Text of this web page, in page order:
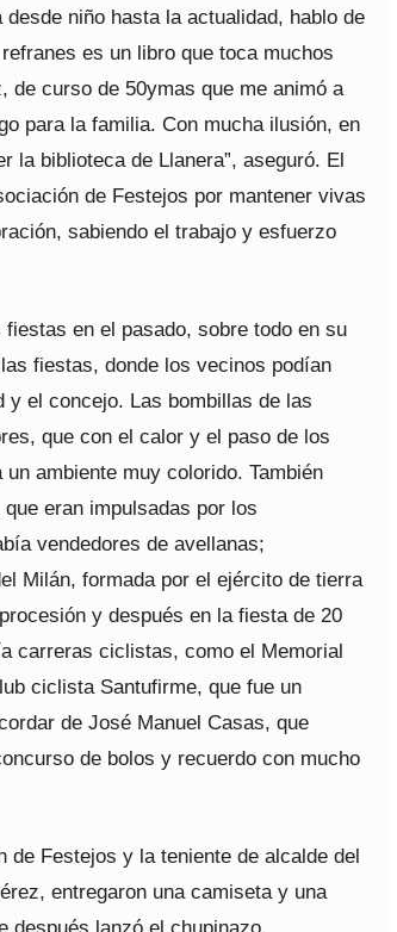
niño hasta la actualidad, hablo de
es un libro que toca muchos
de curso de 50ymas que me animó a
para la familia. Con mucha ilusión, en
la biblioteca de Llanera”, aseguró. El
de Festejos por mantener vivas
sabiendo el trabajo y esfuerzo
en el pasado, sobre todo en su
fiestas, donde los vecinos podían
el concejo. Las bombillas de las
que con el calor y el paso de los
ambiente muy colorido. También
eran impulsadas por los
vendedores de avellanas;
Milán, formada por el ejército de tierra
y después en la fiesta de 20
carreras ciclistas, como el Memorial
ciclista Santufirme, que fue un
de José Manuel Casas, que
de bolos y recuerdo con mucho
de Festejos y la teniente de alcalde del
entregaron una camiseta y una
después lanzó el chupinazo.